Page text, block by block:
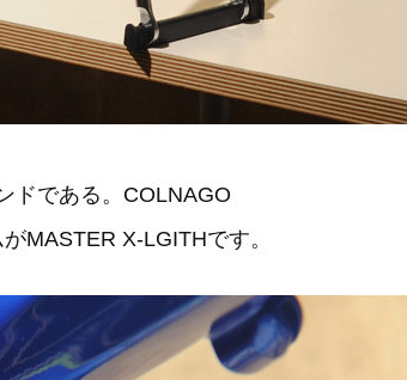
ドである。COLNAGO
MASTER X-LGITHです。